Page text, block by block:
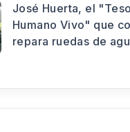
José Huerta, el
Humano Vivo" que
repara ruedas de